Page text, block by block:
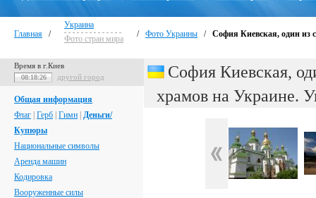
Главная /
Украина
Фото стран мира
/ Фото Украины / София Киевская, один из
Время в г.Киев
08:18:27 другой город
Общая информация
Флаг Герб Гимн Деньги/
Купюры
Национальные символы
Аренда машин
Кодировка
Вооруженные силы
София Киевская,
храмов на Украине.